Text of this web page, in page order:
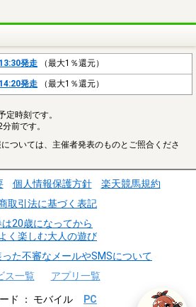
発走 （最大1％還元）
発走 （最大1％還元）
定時刻です。
前です。
ついては、主催者発表のものとご照合くださ
個人情報保護方針
楽天競馬規約
取引法に基づく表記
は20歳になってから
く楽しむ大人の遊び
った不審なメールやSMSについて
ス一覧
アプリ一覧
ド モバイル PC